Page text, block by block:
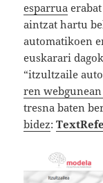
esparrua
aintzat hartu
automatikoen
euskarari
“itzultzaile
ren
tresna baten
bidez: